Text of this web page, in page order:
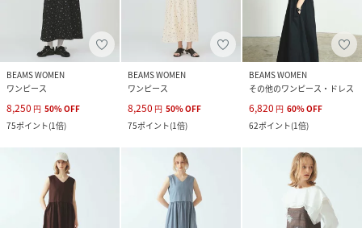
BEAMS WOMEN
ワンピース
8,250 円 50%OFF
75ポイント(1倍)
BEAMS WOMEN
ワンピース
8,250 円 50%OFF
75ポイント(1倍)
BEAMS WOMEN
その他のワンピース・ドレス
6,820 円 60%OFF
62ポイント(1倍)